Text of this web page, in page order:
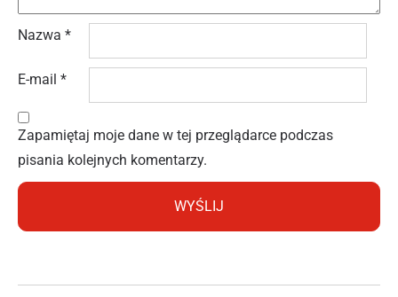
Nazwa *
E-mail *
Zapamiętaj moje dane w tej przeglądarce podczas
pisania kolejnych komentarzy.